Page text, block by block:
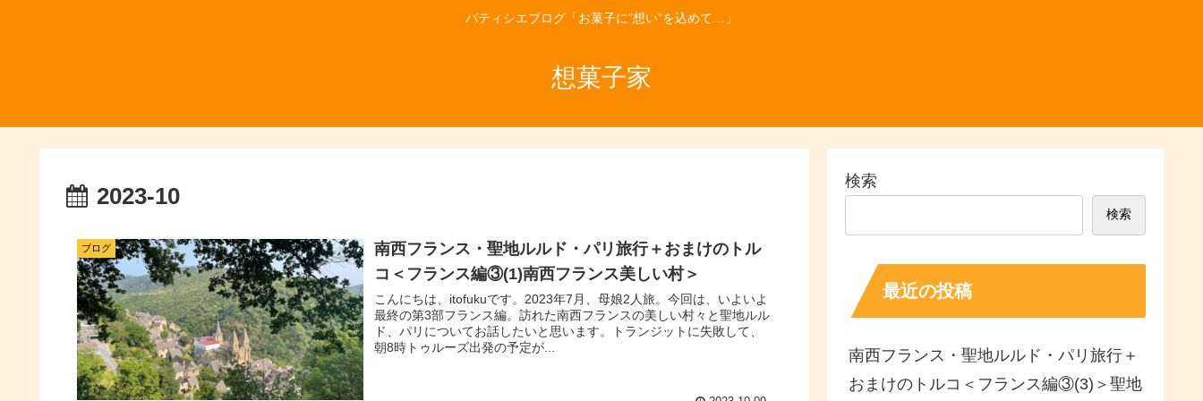
パティシエブログ「お菓子に”想い”を込めて…」
想菓子家
2023-10
ブログ
南西フランス・聖地ルルド・パリ旅行＋おまけのトル
コ＜フランス編③(1)南西フランス美しい村＞
こんにちは、itofukuです。2023年7月、母娘2人旅。今回は、いよいよ
最終の第3部フランス編。訪れた南西フランスの美しい村々と聖地ルル
ド、パリについてお話したいと思います。トランジットに失敗して、
朝8時トゥルーズ出発の予定が...
検索
検索
最近の投稿
南西フランス・聖地ルルド・パリ旅行＋
おまけのトルコ＜フランス編③(3)＞聖地